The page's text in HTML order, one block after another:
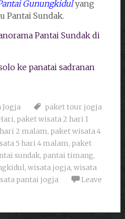
Gunungkidulyang
Pantai Sundak.
Pantai Sundak di
ke panatai sadranan
Jogja
paket tour jogja
, paket wisata 2 hari 1
2 malam, paket wisata 4
5 hari 4 malam, paket
sundak, pantai timang,
, wisata jogja, wisata
pantai jogja
Leave